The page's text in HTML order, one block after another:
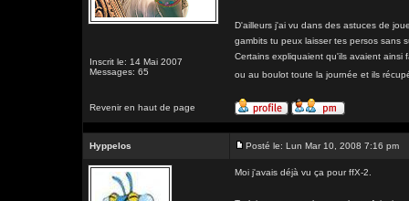
Inscrit le: 14 Mai 2007
Messages: 65
D'ailleurs j'ai vu dans des astuces de
gambits tu peux laisser tes persos sans
Certains expliquaient qu'ils avaient
ou au boulot toute la journée et ils
Revenir en haut de page
Hyppelos Posté le: Lun Mar 10, 2008 7:16 pm
Moi j'avais déjà vu ça pour ffX-2.